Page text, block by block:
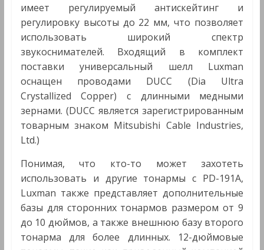
имеет регулируемый антискейтинг и
регулировку высоты до 22 мм, что позволяет
использовать широкий спектр
звукоснимателей. Входящий в комплект
поставки универсальный шелл Luxman
оснащен проводами DUCC (Dia Ultra
Crystallized Copper) с длинными медными
зернами. (DUCC является зарегистрированным
товарным знаком Mitsubishi Cable Industries,
Ltd.)
Понимая, что кто-то может захотеть
использовать и другие тонармы с PD-191A,
Luxman также представляет дополнительные
базы для сторонних тонармов размером от 9
до 10 дюймов, а также внешнюю базу второго
тонарма для более длинных. 12-дюймовые